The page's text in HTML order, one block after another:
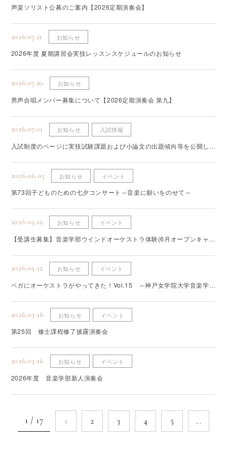
声楽ソリスト公募のご案内【2026定期演奏会】
2026.07.21 お知らせ
2026年度 夏期講習会実技レッスンスケジュールのお知らせ
2026.07.20 お知らせ
男声合唱メンバー募集について【2026定期演奏会 第九】
2026.07.01 お知らせ 入試情報
入試制度のページに実技試験課題および小論文の出題傾向等を公開しま
2026.06.05 お知らせ イベント
第73回子どものための七夕コンサート～音楽に願いをのせて～
2026.05.12 お知らせ イベント
【受講生募集】音楽学部ウインドオーケストラ体験(6月オープンキャン
2026.05.12 お知らせ イベント
ベガにオーケストラがやってきた！Vol.15 ～神戸女学院大学音楽学部
2026.03.16 お知らせ イベント
第25回 修士課程修了披露演奏会
2026.03.16 お知らせ イベント
2026年度 音楽学部新人演奏会
1 / 17 1 2 3 4 5 …